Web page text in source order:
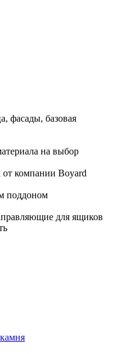
фасады, базовая
на выбор
компании Boyard
поддоном
для ящиков